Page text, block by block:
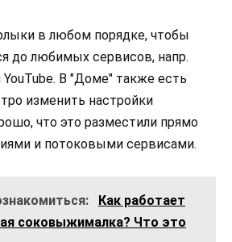
в любом порядке, чтобы
до любимых сервисов, напр.
YouTube. В "Доме" также есть
изменить настройки
что это разместили прямо
и потоковыми сервисами.
Как работает
соковыжималка? Что это